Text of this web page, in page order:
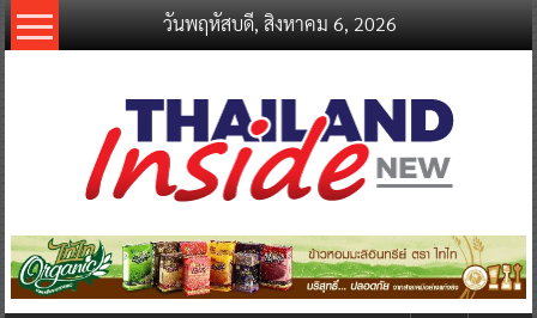
Skip
to
วันพฤหัสบดี, สิงหาคม 6, 2026
thailandinsidenew.com
Thailand